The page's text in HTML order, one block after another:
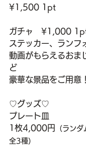
¥1,500 1pt
ガチャ　¥1,000
ステッカー、ランフ
動画がもらえるおま
ど
豪華な景品をご用意！
♡グッズ♡
プレート皿
1枚4,000円
（ラン
全3種）